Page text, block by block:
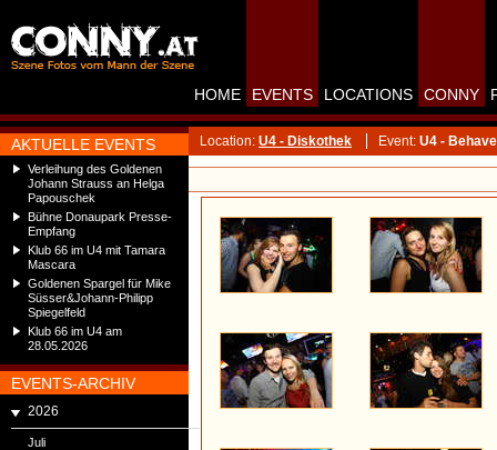
AKTUELLE EVENTS
Verleihung des Goldenen
Johann Strauss an Helga
Papouschek
Bühne Donaupark Presse-
Empfang
Klub 66 im U4 mit Tamara
Mascara
Goldenen Spargel für Mike
Süsser&Johann-Philipp
Spiegelfeld
Klub 66 im U4 am
28.05.2026
EVENTS-ARCHIV
2026
Juli
HOME EVENTS LOCATIONS CONNY
Location: U4 - Diskothek Event: U4 -